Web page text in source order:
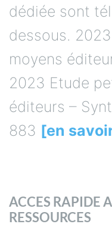
dédiée sont
dessous.
moyens
2023 Etude
éditeurs –
883 [en
ACCES RAPIDE
RESSOURCES